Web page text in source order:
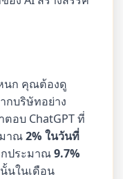
นก คุณต้องดู
กบริษัทอย่าง
อบ ChatGPT ที่
มาณ2% ในวันที่
กประมาณ9.7%
นในเดือน